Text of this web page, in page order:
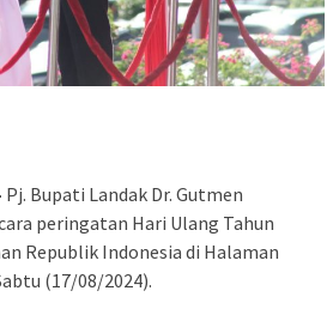
Pj. Bupati Landak Dr. Gutmen
peringatan Hari Ulang Tahun
Republik Indonesia di Halaman
(17/08/2024).